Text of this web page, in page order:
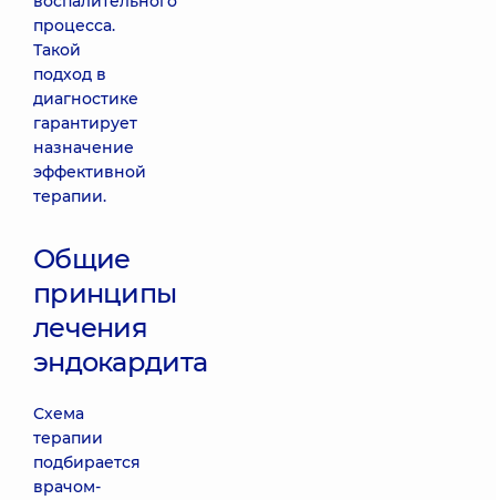
процесса.
Такой
подход в
диагностике
гарантирует
назначение
эффективной
терапии.
Общие
принципы
лечения
эндокардита
Схема
терапии
подбирается
врачом-